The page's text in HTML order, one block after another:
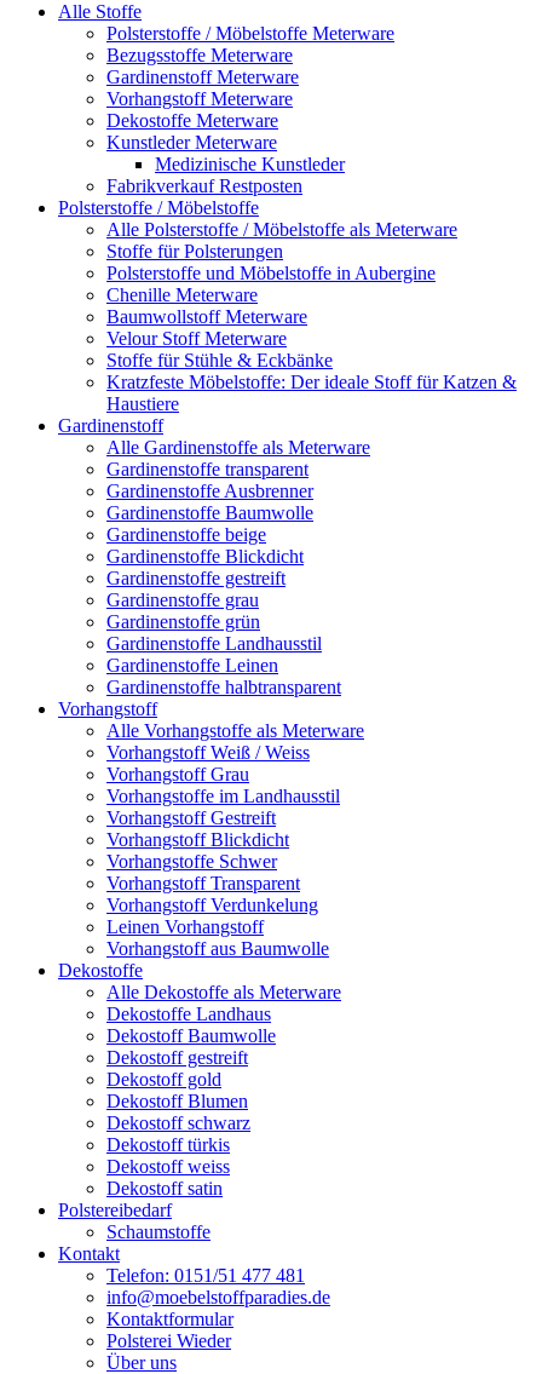
Alle Stoffe
Polsterstoffe / Möbelstoffe Meterware
Bezugsstoffe Meterware
Gardinenstoff Meterware
Vorhangstoff Meterware
Dekostoffe Meterware
Kunstleder Meterware
Medizinische Kunstleder
Fabrikverkauf Restposten
Polsterstoffe / Möbelstoffe
Alle Polsterstoffe / Möbelstoffe als Meterware
Stoffe für Polsterungen
Polsterstoffe und Möbelstoffe in Aubergine
Chenille Meterware
Baumwollstoff Meterware
Velour Stoff Meterware
Stoffe für Stühle & Eckbänke
Kratzfeste Möbelstoffe: Der ideale Stoff für Katzen &
Haustiere
Gardinenstoff
Alle Gardinenstoffe als Meterware
Gardinenstoffe transparent
Gardinenstoffe Ausbrenner
Gardinenstoffe Baumwolle
Gardinenstoffe beige
Gardinenstoffe Blickdicht
Gardinenstoffe gestreift
Gardinenstoffe grau
Gardinenstoffe grün
Gardinenstoffe Landhausstil
Gardinenstoffe Leinen
Gardinenstoffe halbtransparent
Vorhangstoff
Alle Vorhangstoffe als Meterware
Vorhangstoff Weiß / Weiss
Vorhangstoff Grau
Vorhangstoffe im Landhausstil
Vorhangstoff Gestreift
Vorhangstoff Blickdicht
Vorhangstoffe Schwer
Vorhangstoff Transparent
Vorhangstoff Verdunkelung
Leinen Vorhangstoff
Vorhangstoff aus Baumwolle
Dekostoffe
Alle Dekostoffe als Meterware
Dekostoffe Landhaus
Dekostoff Baumwolle
Dekostoff gestreift
Dekostoff gold
Dekostoff Blumen
Dekostoff schwarz
Dekostoff türkis
Dekostoff weiss
Dekostoff satin
Polstereibedarf
Schaumstoffe
Kontakt
Telefon: 0151/51 477 481
info@moebelstoffparadies.de
Kontaktformular
Polsterei Wieder
Über uns